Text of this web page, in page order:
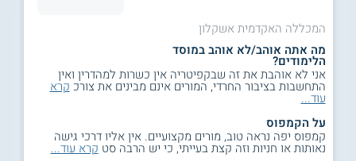
המכללה האקדמית אשקלון
מה אתה אוהב/לא אוהב במוסד
הלימודים?
אני לא אוהבת את זה שבקפיטריה אין כשרות למהדרין ואין
התחשבות בציבור החרדי, המורים אינם מבינים את צורכ קרא
עוד...
על הקמפוס
קמפוס יפה נראה טוב, מורים מקצועיים. אין אליו דרכי גישה
נאותות או חניות וזה קצת בעייתי, כי יש הרבה סט קרא עוד...